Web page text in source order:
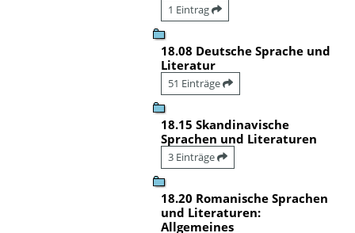
1 Eintrag
18.08 Deutsche Sprache und
Literatur
51 Einträge
18.15 Skandinavische
Sprachen und Literaturen
3 Einträge
18.20 Romanische Sprachen
und Literaturen:
Allgemeines